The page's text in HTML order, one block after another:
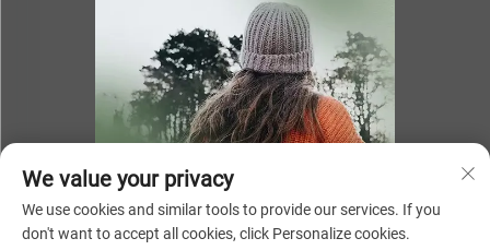
We value your privacy
We use cookies and similar tools to provide our services. If you
don't want to accept all cookies, click Personalize cookies.